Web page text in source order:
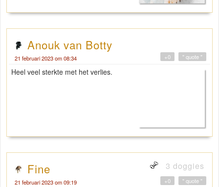
Anouk van Botty
21 februari 2023 om 08:34 " quote "
+0
Heel veel sterkte met het verlies.
Fine 3 doggies
21 februari 2023 om 09:19 " quote "
+0